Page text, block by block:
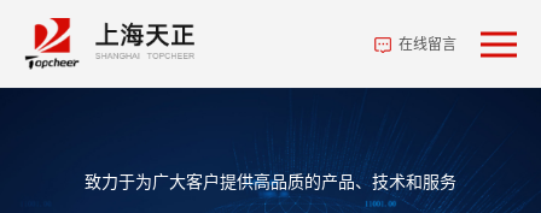
在线留言
致力于为广大客户提供高品质的产品、技术和服务